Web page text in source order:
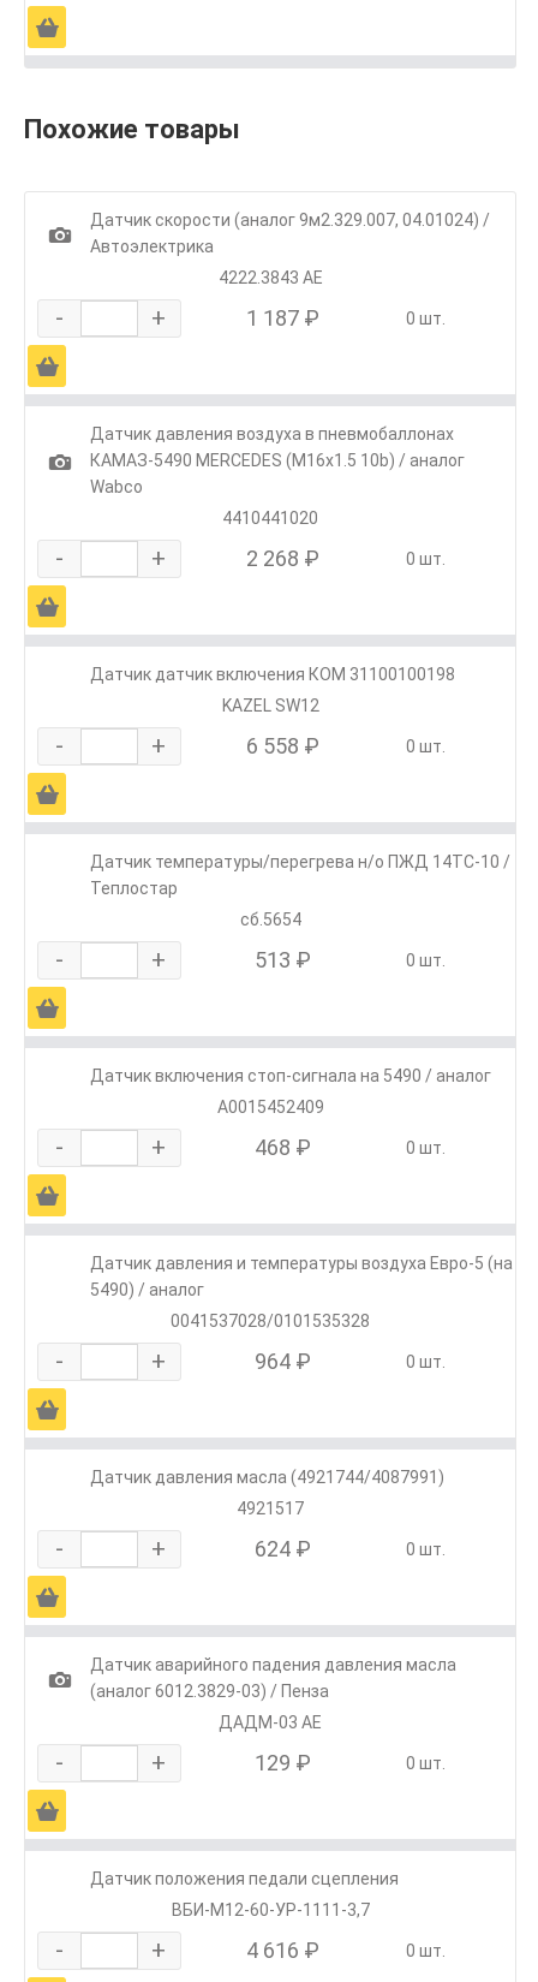
Ä
Похожие товары
1
Датчик скорости (аналог 9м2.329.007, 04.01024) /
Автоэлектрика
4222.3843 АЕ
- + 1 187 ₽ 0 шт.
Ä
1
Датчик давления воздуха в пневмобаллонах
КАМАЗ-5490 MERCEDES (M16х1.5 10b) / аналог
Wabco
4410441020
- + 2 268 ₽ 0 шт.
Ä
Датчик датчик включения КОМ 31100100198
KAZEL SW12
- + 6 558 ₽ 0 шт.
Ä
Датчик температуры/перегрева н/о ПЖД 14ТС-10 /
Теплостар
сб.5654
- + 513 ₽ 0 шт.
Ä
Датчик включения стоп-сигнала на 5490 / аналог
A0015452409
- + 468 ₽ 0 шт.
Ä
Датчик давления и температуры воздуха Евро-5 (на
5490) / аналог
0041537028/0101535328
- + 964 ₽ 0 шт.
Ä
Датчик давления масла (4921744/4087991)
4921517
- + 624 ₽ 0 шт.
Ä
1
Датчик аварийного падения давления масла
(аналог 6012.3829-03) / Пенза
ДАДМ-03 АЕ
- + 129 ₽ 0 шт.
Ä
Датчик положения педали сцепления
ВБИ-М12-60-УР-1111-3,7
- + 4 616 ₽ 0 шт.